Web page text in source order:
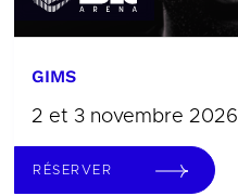
GIMS
2 et 3 novembre 2026
RÉSERVER